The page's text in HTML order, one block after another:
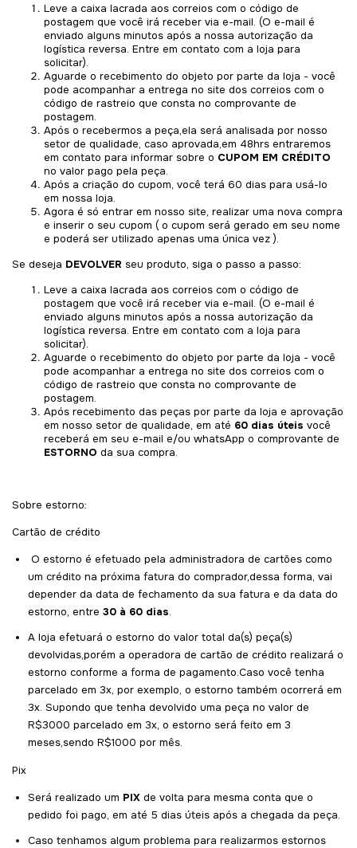
Leve a caixa lacrada aos correios com o código de
postagem que você irá receber via e-mail. (O e-mail é
enviado alguns minutos após a nossa autorização da
logística reversa. Entre em contato com a loja para
solicitar).
Aguarde o recebimento do objeto por parte da loja - você
pode acompanhar a entrega no site dos correios com o
código de rastreio que consta no comprovante de
postagem.
Após o recebermos a peça,ela será analisada por nosso
setor de qualidade, caso aprovada,em 48hrs entraremos
em contato para informar sobre o CUPOM EM CRÉDITO
no valor pago pela peça.
Após a criação do cupom, você terá 60 dias para usá-lo
em nossa loja.
Agora é só entrar em nosso site, realizar uma nova compra
e inserir o seu cupom ( o cupom será gerado em seu nome
e poderá ser utilizado apenas uma única vez ).
Se deseja DEVOLVER seu produto, siga o passo a passo:
Leve a caixa lacrada aos correios com o código de
postagem que você irá receber via e-mail. (O e-mail é
enviado alguns minutos após a nossa autorização da
logística reversa. Entre em contato com a loja para
solicitar).
Aguarde o recebimento do objeto por parte da loja - você
pode acompanhar a entrega no site dos correios com o
código de rastreio que consta no comprovante de
postagem.
Após recebimento das peças por parte da loja e aprovação
em nosso setor de qualidade, em até 60 dias úteis você
receberá em seu e-mail e/ou whatsApp o comprovante de
ESTORNO da sua compra.
Sobre estorno:
Cartão de crédito
O estorno é efetuado pela administradora de cartões como
um crédito na próxima fatura do comprador,dessa forma, vai
depender da data de fechamento da sua fatura e da data do
estorno, entre 30 à 60 dias.
A loja efetuará o estorno do valor total da(s) peça(s)
devolvidas,porém a operadora de cartão de crédito realizará o
estorno conforme a forma de pagamento.Caso você tenha
parcelado em 3x, por exemplo, o estorno também ocorrerá em
3x. Supondo que tenha devolvido uma peça no valor de
R$3000 parcelado em 3x, o estorno será feito em 3
meses,sendo R$1000 por mês.
Pix
Será realizado um PIX de volta para mesma conta que o
pedido foi pago, em até 5 dias úteis após a chegada da peça.
Caso tenhamos algum problema para realizarmos estornos